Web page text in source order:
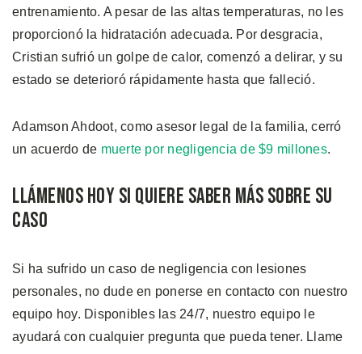
entrenamiento. A pesar de las altas temperaturas, no les
proporcionó la hidratación adecuada. Por desgracia,
Cristian sufrió un golpe de calor, comenzó a delirar, y su
estado se deterioró rápidamente hasta que falleció.
Adamson Ahdoot, como asesor legal de la familia, cerró
un acuerdo de muerte por negligencia de $9 millones.
Llámenos Hoy si Quiere Saber Más Sobre su
Caso
Si ha sufrido un caso de negligencia con lesiones
personales, no dude en ponerse en contacto con nuestro
equipo hoy. Disponibles las 24/7, nuestro equipo le
ayudará con cualquier pregunta que pueda tener. Llame